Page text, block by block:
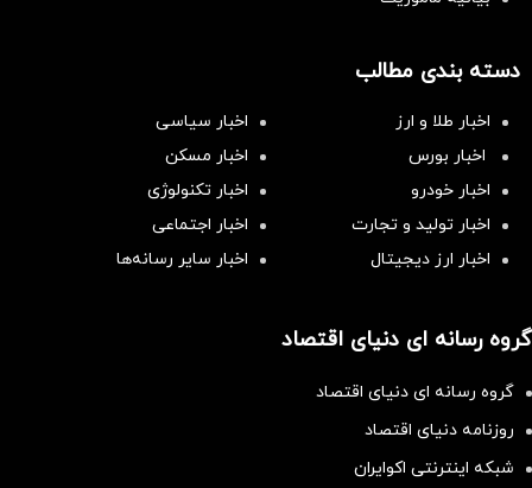
دسته بندی مطالب
اخبار طلا و ارز
اخبار سیاسی
اخبار بورس
اخبار مسکن
اخبار خودرو
اخبار تکنولوژی
اخبار تولید و تجارت
اخبار اجتماعی
اخبار ارز دیجیتال
اخبار سایر رسانه‌‌ها
گروه رسانه ای دنیای اقتصاد
گروه رسانه ای دنیای اقتصاد
روزنامه دنیای اقتصاد
شبکه اینترنتی اکوایران